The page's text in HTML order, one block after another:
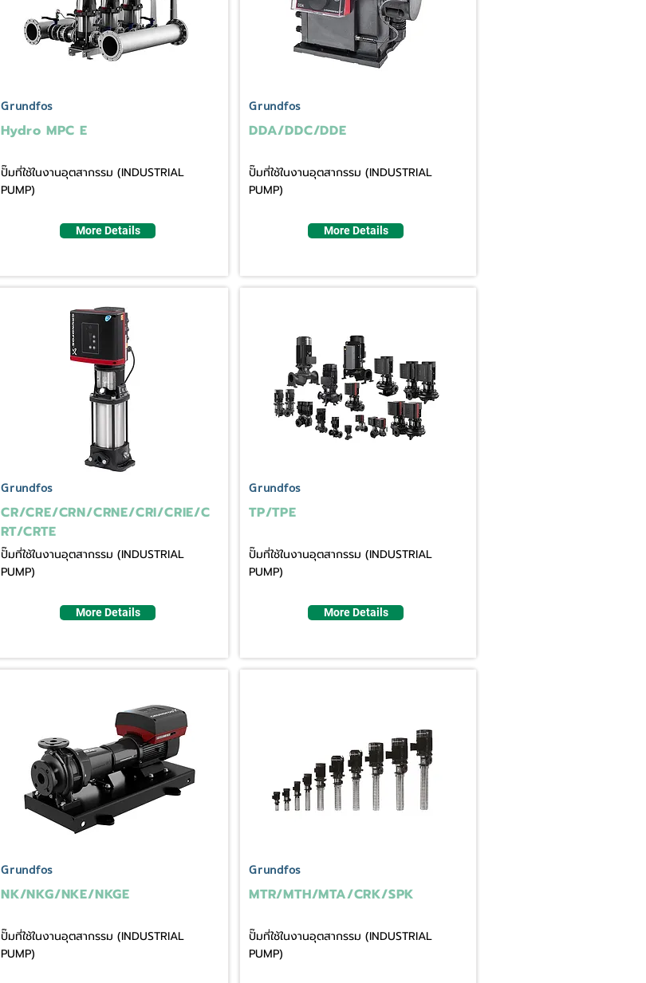
Grundfos
Hydro MPC E
ปั๊มที่ใช้ในงานอุตสากรรม (INDUSTRIAL
PUMP)
More Details
Grundfos
CR/CRE/CRN/CRNE/CRI/CRIE/C
RT/CRTE
ปั๊มที่ใช้ในงานอุตสากรรม (INDUSTRIAL
PUMP)
More Details
Grundfos
NK/NKG/NKE/NKGE
ปั๊มที่ใช้ในงานอุตสากรรม (INDUSTRIAL
PUMP)
Grundfos
DDA/DDC/DDE
ปั๊มที่ใช้ในงานอุตสากรรม (INDUSTRIAL
PUMP)
More Details
Grundfos
TP/TPE
ปั๊มที่ใช้ในงานอุตสากรรม (INDUSTRIAL
PUMP)
More Details
Grundfos
MTR/MTH/MTA/CRK/SPK
ปั๊มที่ใช้ในงานอุตสากรรม (INDUSTRIAL
PUMP)